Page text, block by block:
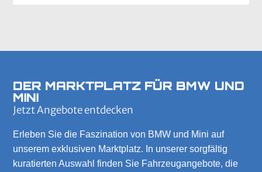
DER MARKTPLATZ FÜR BMW UND
MINI
Jetzt Angebote entdecken
Erleben Sie die Faszination von BMW und Mini auf
unserem exklusiven Marktplatz. In unserer sorgfältig
kuratierten Auswahl finden Sie Fahrzeugangebote, die